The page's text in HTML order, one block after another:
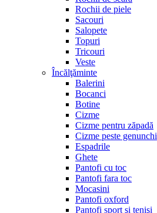
Rochii de piele
Sacouri
Salopete
Topuri
Tricouri
Veste
Încălţăminte
Balerini
Bocanci
Botine
Cizme
Cizme pentru zăpadă
Cizme peste genunchi
Espadrile
Ghete
Pantofi cu toc
Pantofi fara toc
Mocasini
Pantofi oxford
Pantofi sport şi tenişi